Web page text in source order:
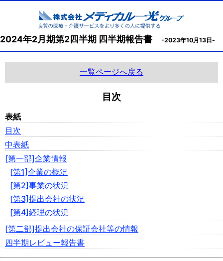
2024年2月期第2四半期 四半期報告書 -2023年10月13日-
一覧ページへ戻る
目次
表紙
目次
中表紙
[第一部]企業情報
[第1]企業の概況
[第2]事業の状況
[第3]提出会社の状況
[第4]経理の状況
[第二部]提出会社の保証会社等の情報
四半期レビュー報告書